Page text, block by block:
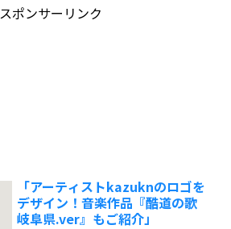
スポンサーリンク
「アーティストkazuknのロゴを
デザイン！音楽作品『酷道の歌
岐阜県.ver』もご紹介」